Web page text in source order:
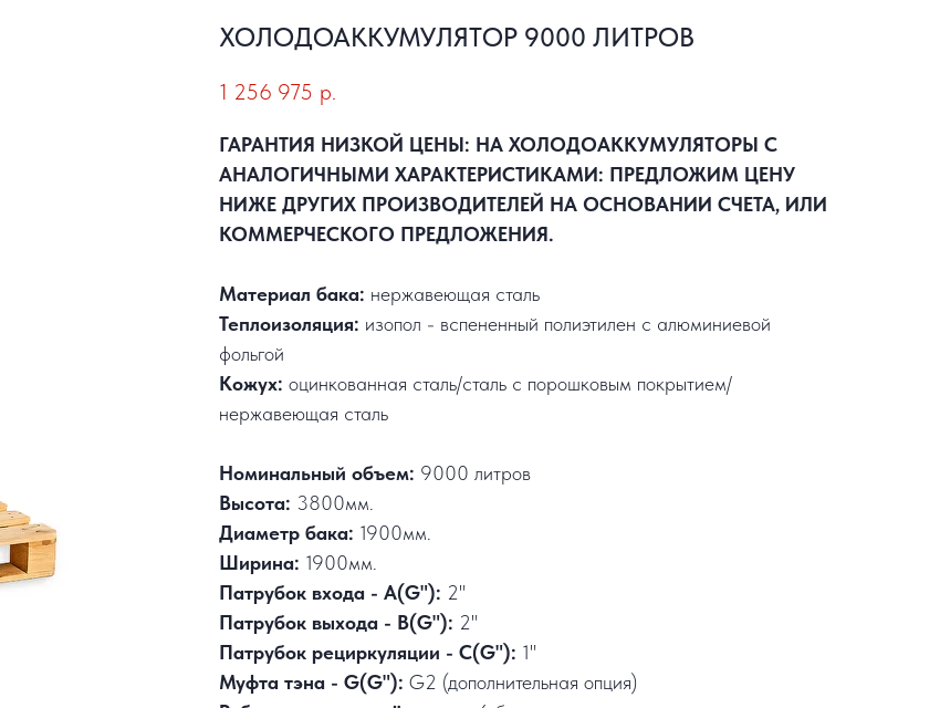
ХОЛОДОАККУМУЛЯТОР 9000 ЛИТРОВ
1 256 975 р.
ГАРАНТИЯ НИЗКОЙ ЦЕНЫ: НА ХОЛОДОАККУМУЛЯТОРЫ С
АНАЛОГИЧНЫМИ ХАРАКТЕРИСТИКАМИ: ПРЕДЛОЖИМ ЦЕНУ
НИЖЕ ДРУГИХ ПРОИЗВОДИТЕЛЕЙ НА ОСНОВАНИИ СЧЕТА, ИЛИ
КОММЕРЧЕСКОГО ПРЕДЛОЖЕНИЯ.
Материал бака: нержавеющая сталь
Теплоизоляция: изопол - вспененный полиэтилен с алюминиевой
фольгой
Кожух: оцинкованная сталь/сталь с порошковым покрытием/
нержавеющая сталь
Номинальный объем: 9000 литров
Высота: 3800мм.
Диаметр бака: 1900мм.
Ширина: 1900мм.
Патрубок входа - А(G"): 2"
Патрубок выхода - В(G"): 2"
Патрубок рециркуляции - С(G"): 1"
Муфта тэна - G(G"): G2 (дополнительная опция)